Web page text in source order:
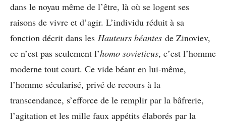
dans le noyau même de l’être, là où se logent ses
raisons de vivre et d’agir. L’individu réduit à sa
fonction décrit dans les Hauteurs béantes de Zinoviev,
ce n’est pas seulement l’homo sovieticus, c’est l’homme
moderne tout court. Ce vide béant en lui-même,
l’homme sécularisé, privé de recours à la
transcendance, s’efforce de le remplir par la bâfrerie,
l’agitation et les mille faux appétits élaborés par la